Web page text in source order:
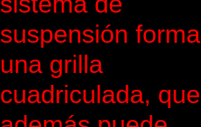
suspensión forma
una grilla
cuadriculada, que